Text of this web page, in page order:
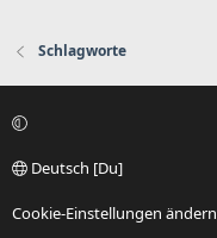
Schlagworte
Deutsch [Du]
Cookie-Einstellungen ändern